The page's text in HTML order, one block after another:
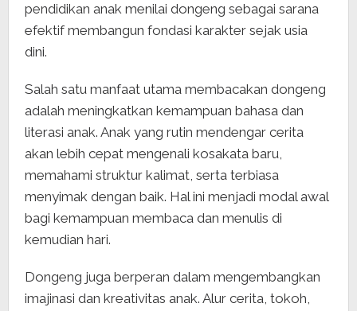
pendidikan anak menilai dongeng sebagai sarana
efektif membangun fondasi karakter sejak usia
dini.
Salah satu manfaat utama membacakan dongeng
adalah meningkatkan kemampuan bahasa dan
literasi anak. Anak yang rutin mendengar cerita
akan lebih cepat mengenali kosakata baru,
memahami struktur kalimat, serta terbiasa
menyimak dengan baik. Hal ini menjadi modal awal
bagi kemampuan membaca dan menulis di
kemudian hari.
Dongeng juga berperan dalam mengembangkan
imajinasi dan kreativitas anak. Alur cerita, tokoh,